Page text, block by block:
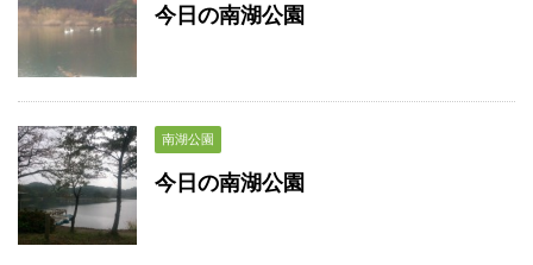
今日の南湖公園
南湖公園
今日の南湖公園